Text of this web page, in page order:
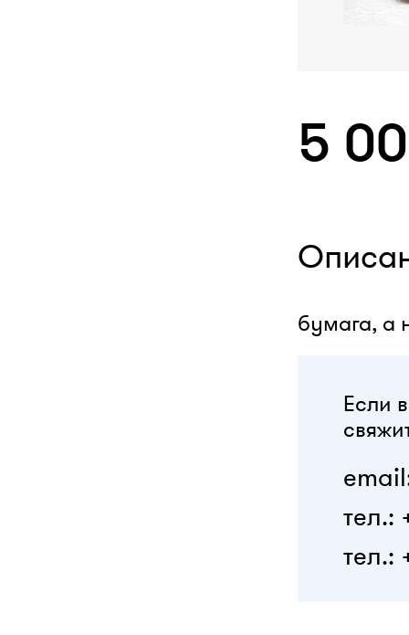
5
бумага, а
Если
тел.:
тел.: